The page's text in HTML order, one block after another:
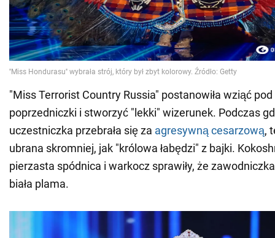
"Miss Terrorist Country Russia" postanowiła wziąć
poprzedniczki i stworzyć "lekki" wizerunek. Podczas
uczestniczka przebrała się za agresywną cesarzową,
ubrana skromniej, jak "królowa łabędzi" z bajki.
pierzasta spódnica i warkocz sprawiły, że
biała plama.